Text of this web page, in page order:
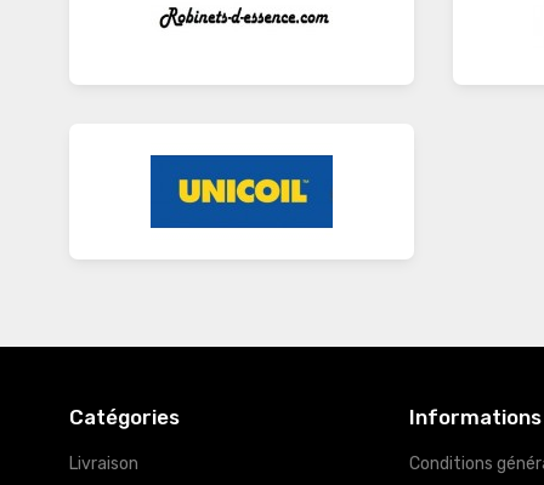
Catégories
Livraison
Informations
Conditions